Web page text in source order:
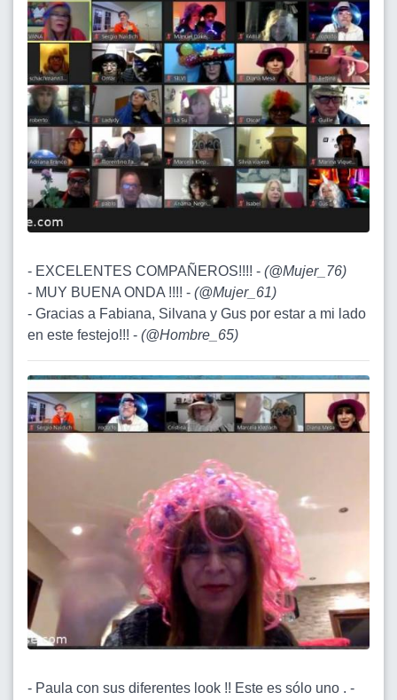
- EXCELENTES COMPAÑEROS!!!! - (@Mujer_76)
- MUY BUENA ONDA !!!! - (@Mujer_61)
- Gracias a Fabiana, Silvana y Gus por estar a mi lado
en este festejo!!! - (@Hombre_65)
- Paula con sus diferentes look !! Este es sólo uno . -